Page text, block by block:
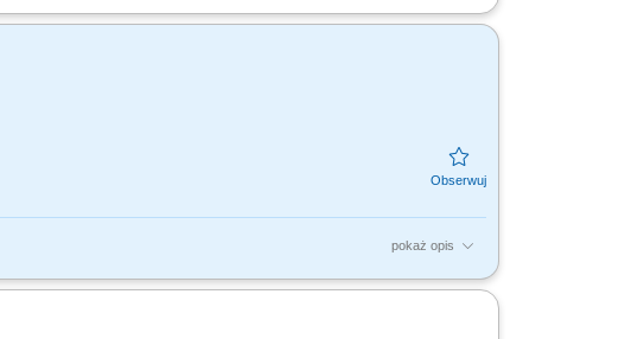
przeglądów, remontów oraz konserwacji urządzeń.
pokaż opis
modernizacja i przebudowa maszyn i urządzeń